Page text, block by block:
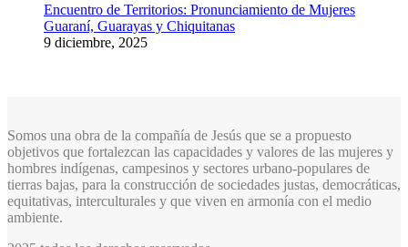
Encuentro de Territorios: Pronunciamiento de Mujeres
Guaraní, Guarayas y Chiquitanas
9 diciembre, 2025
Somos una obra de la compañía de Jesús que se a propuesto
objetivos que fortalezcan las capacidades y valores de las mujeres y
hombres indígenas, campesinos y sectores urbano-populares de
tierras bajas, para la construcción de sociedades justas, democráticas,
equitativas, interculturales y que viven en armonía con el medio
ambiente.